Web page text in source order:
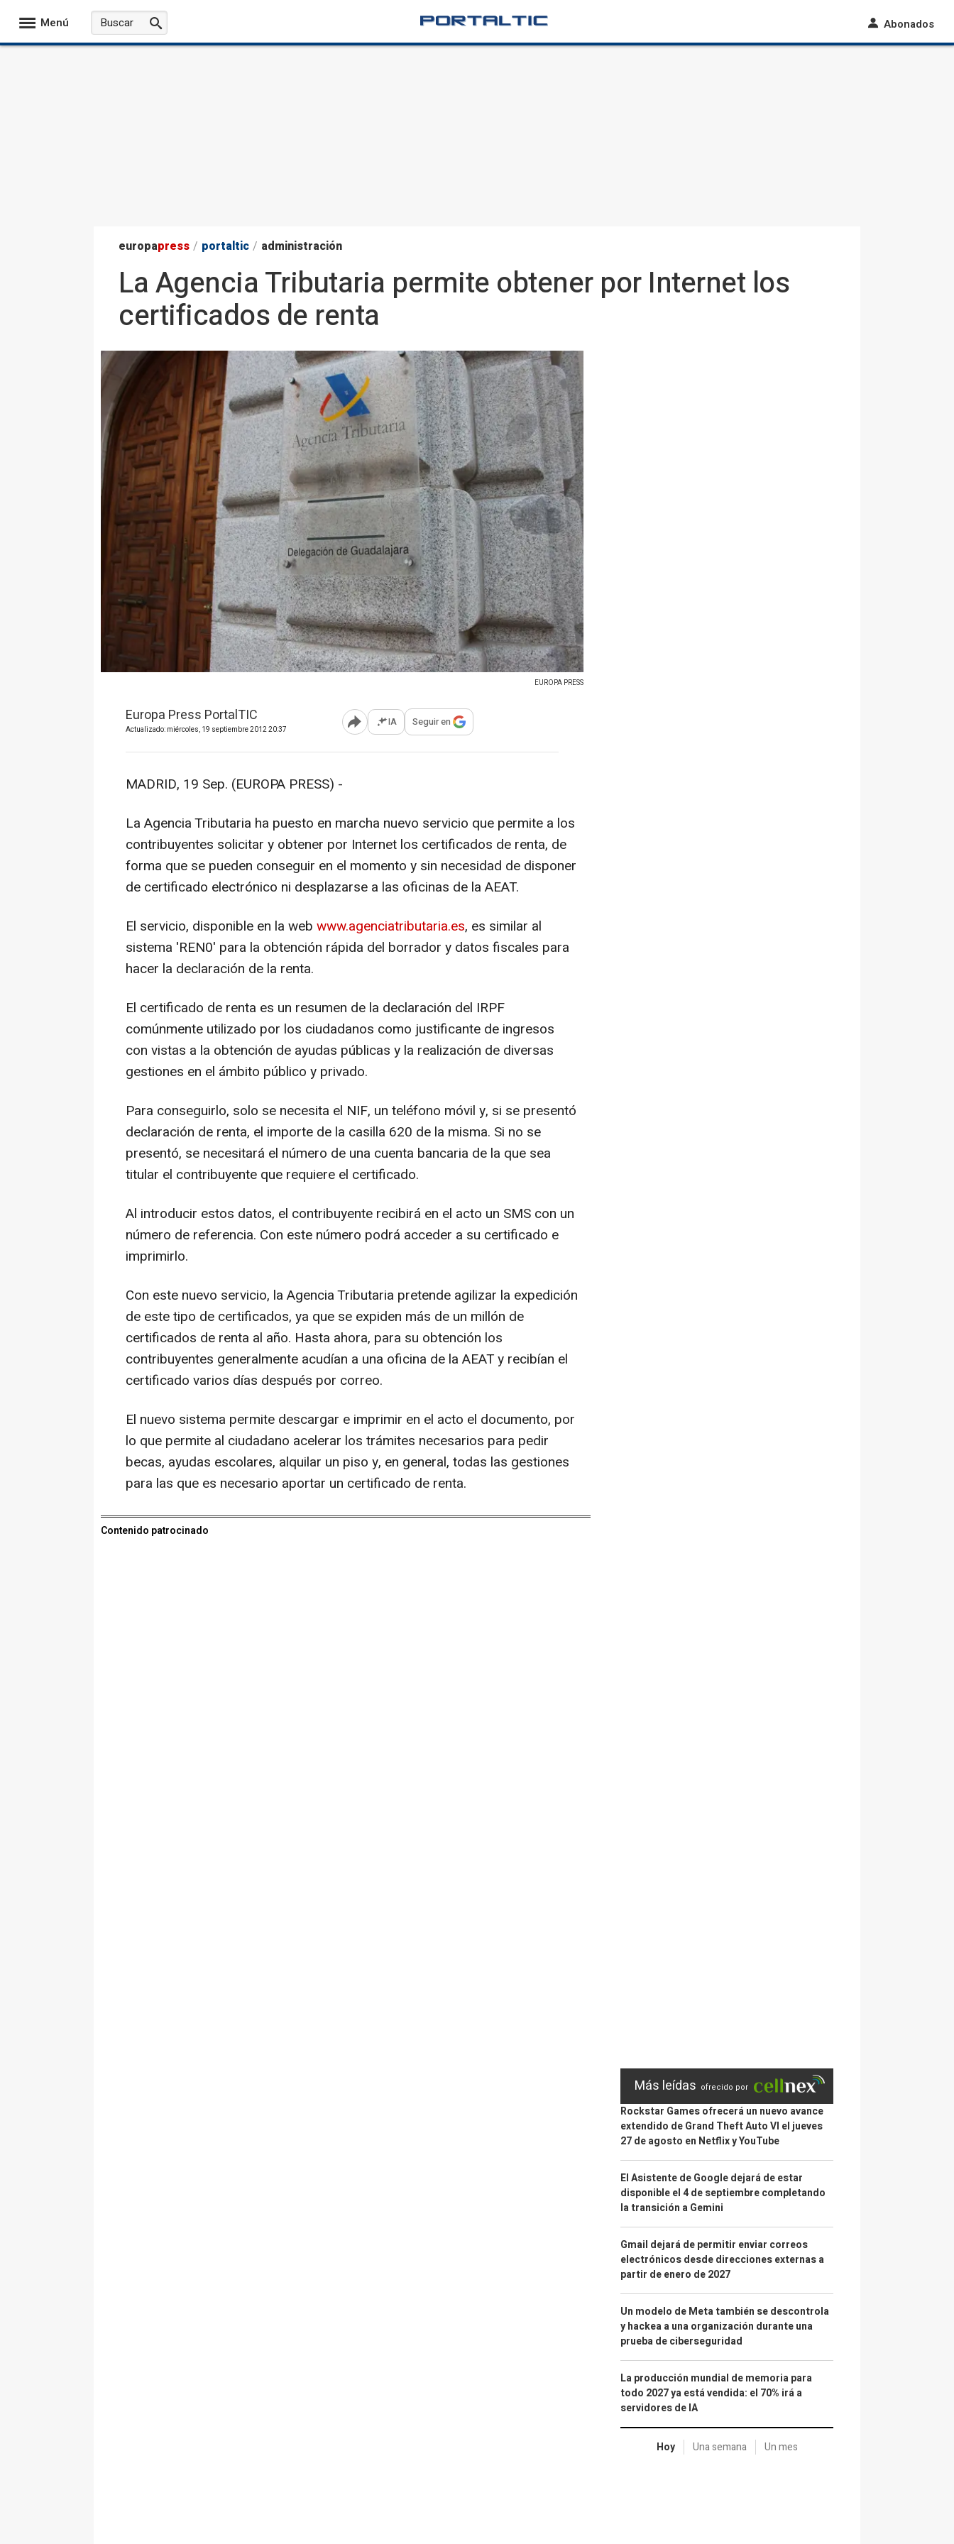
Menú Abonados
europapress / portaltic / administración
La Agencia Tributaria permite obtener por Internet los
certificados de renta
EUROPA PRESS
Europa Press PortalTIC
Actualizado: miércoles, 19 septiembre 2012 20:37 Abrir opciones para compartir
IA Seguir en
MADRID, 19 Sep. (EUROPA PRESS) -
La Agencia Tributaria ha puesto en marcha nuevo servicio que permite a los
contribuyentes solicitar y obtener por Internet los certificados de renta, de
forma que se pueden conseguir en el momento y sin necesidad de disponer
de certificado electrónico ni desplazarse a las oficinas de la AEAT.
El servicio, disponible en la web www.agenciatributaria.es, es similar al
sistema 'REN0' para la obtención rápida del borrador y datos fiscales para
hacer la declaración de la renta.
El certificado de renta es un resumen de la declaración del IRPF
comúnmente utilizado por los ciudadanos como justificante de ingresos
con vistas a la obtención de ayudas públicas y la realización de diversas
gestiones en el ámbito público y privado.
Para conseguirlo, solo se necesita el NIF, un teléfono móvil y, si se presentó
declaración de renta, el importe de la casilla 620 de la misma. Si no se
presentó, se necesitará el número de una cuenta bancaria de la que sea
titular el contribuyente que requiere el certificado.
Al introducir estos datos, el contribuyente recibirá en el acto un SMS con un
número de referencia. Con este número podrá acceder a su certificado e
imprimirlo.
Con este nuevo servicio, la Agencia Tributaria pretende agilizar la expedición
de este tipo de certificados, ya que se expiden más de un millón de
certificados de renta al año. Hasta ahora, para su obtención los
contribuyentes generalmente acudían a una oficina de la AEAT y recibían el
certificado varios días después por correo.
El nuevo sistema permite descargar e imprimir en el acto el documento, por
lo que permite al ciudadano acelerar los trámites necesarios para pedir
becas, ayudas escolares, alquilar un piso y, en general, todas las gestiones
para las que es necesario aportar un certificado de renta.
Contenido patrocinado
Más leídas ofrecido por
Rockstar Games ofrecerá un nuevo avance
extendido de Grand Theft Auto VI el jueves
27 de agosto en Netflix y YouTube
El Asistente de Google dejará de estar
disponible el 4 de septiembre completando
la transición a Gemini
Gmail dejará de permitir enviar correos
electrónicos desde direcciones externas a
partir de enero de 2027
Un modelo de Meta también se descontrola
y hackea a una organización durante una
prueba de ciberseguridad
La producción mundial de memoria para
todo 2027 ya está vendida: el 70% irá a
servidores de IA
Hoy Una semana Un mes